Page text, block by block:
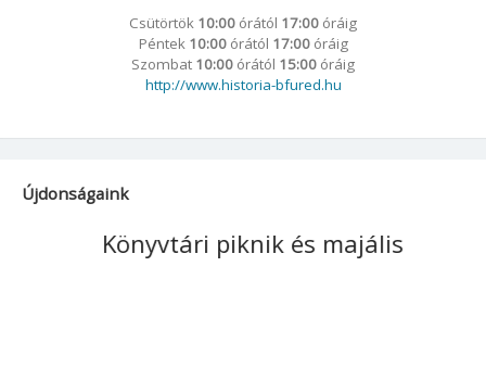
Csütörtök 10:00 órától 17:00 óráig
Péntek 10:00órától 17:00óráig
Szombat 10:00 órától 15:00 óráig
http://www.historia-bfured.hu
Újdonságaink
Könyvtári piknik és majális